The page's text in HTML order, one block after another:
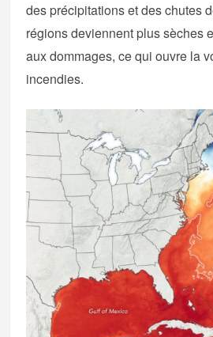
des précipitations et des chutes
régions deviennent plus sèches
aux dommages, ce qui ouvre la
incendies.